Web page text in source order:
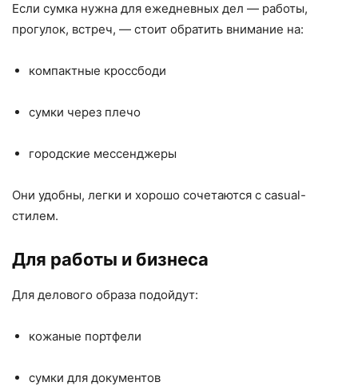
Если сумка нужна для ежедневных дел — работы,
прогулок, встреч, — стоит обратить внимание на:
компактные кроссбоди
сумки через плечо
городские мессенджеры
Они удобны, легки и хорошо сочетаются с casual-
стилем.
Для работы и бизнеса
Для делового образа подойдут:
кожаные портфели
сумки для документов